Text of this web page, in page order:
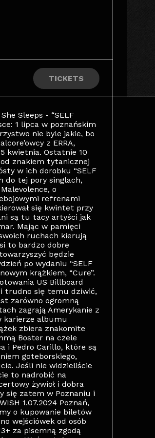
TICKETS
Sleeps - “SELF
1 lipca w poznańskim
nie byle jakie, bo
z ERRA,
kwietnia. Ostatnie 10
znakiem tytanicznej
w ich dorobku “SELF
do tej pory singlach,
o
refrenami
się kwintet przy
są tu tacy artyści jak
Mając w pamięci
ruchach kierują
to bardzo dobre
będzie
po wydaniu “SELF
krążkiem, “Cure”.
US Billboard
trudno się temu dziwić,
zarówno ogromną
zagrają Amerykanie z
karierze albumu
zbiera znakomite
Boster na czele
i Pedro Carillo, które są
goteborskiego,
Jeśli nie widzieliście
to nadrobić na
żywioł i dobra
się zatem w Poznaniu i
1.07.2024 Poznań,
o kupowanie biletów
wejściówek od osób
za pisemną zgodą